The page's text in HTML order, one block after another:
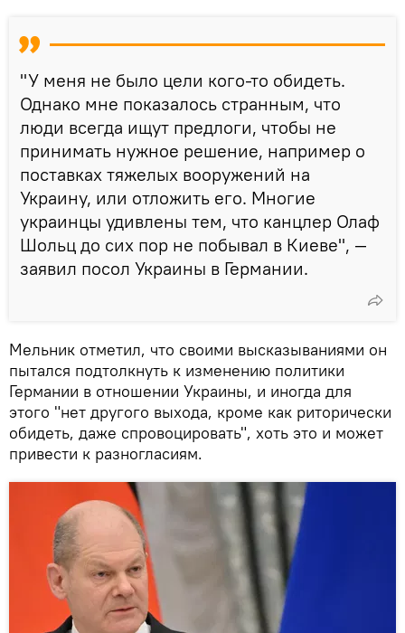
"У меня не было цели кого-то обидеть.
Однако мне показалось странным, что
люди всегда ищут предлоги, чтобы не
принимать нужное решение, например о
поставках тяжелых вооружений на
Украину, или отложить его. Многие
украинцы удивлены тем, что канцлер Олаф
Шольц до сих пор не побывал в Киеве", —
заявил посол Украины в Германии.
Мельник отметил, что своими высказываниями он
пытался подтолкнуть к изменению политики
Германии в отношении Украины, и иногда для
этого "нет другого выхода, кроме как риторически
обидеть, даже спровоцировать", хоть это и может
привести к разногласиям.